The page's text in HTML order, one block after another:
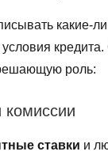
какие-
условия
роль:
ставки и